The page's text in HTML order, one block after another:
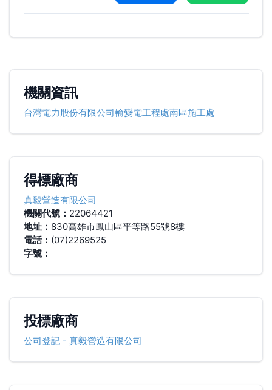
機關資訊
台灣電力股份有限公司輸變電工程處南區施工處
得標廠商
真毅營造有限公司
機關代號： 22064421
地址： 830高雄市鳳山區平等路55號8樓
電話： (07)2269525
字號：
投標廠商
公司登記- 真毅營造有限公司